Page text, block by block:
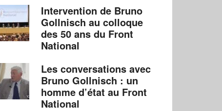
Intervention de Bruno
Gollnisch au colloque
des 50 ans du Front
National
Les conversations avec
Bruno Gollnisch : un
homme d’état au Front
National